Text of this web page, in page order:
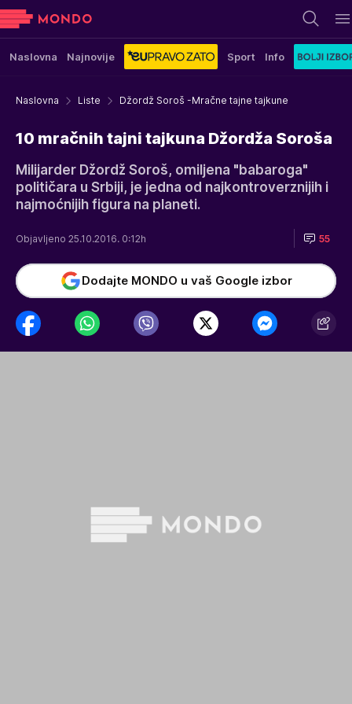
Naslovna Najnovije Sport Info
Naslovna Liste Džordž Soroš -Mračne tajne tajkune
10 mračnih tajni tajkuna Džordža Soroša
Milijarder Džordž Soroš, omiljena "babaroga"
političara u Srbiji, je jedna od najkontroverznijih i
najmoćnijih figura na planeti.
Objavljeno 25.10.2016. 0:12h 55
Dodajte MONDO u vaš Google izbor